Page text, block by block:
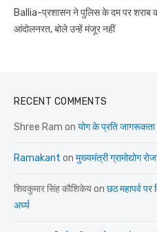
Ballia-प्रशासन ने पुलिस के दम पर शराब
आंदोलनरत, बोले उन्हें मंजूर नहीं
RECENT COMMENTS
Shree Ram on योग के प्रति
Ramakant on मुख्यमंत्री ग्रामोद्योग
शिवकुमार सिंह कौशिकेयon छठ महापर्व
अर्घ्य